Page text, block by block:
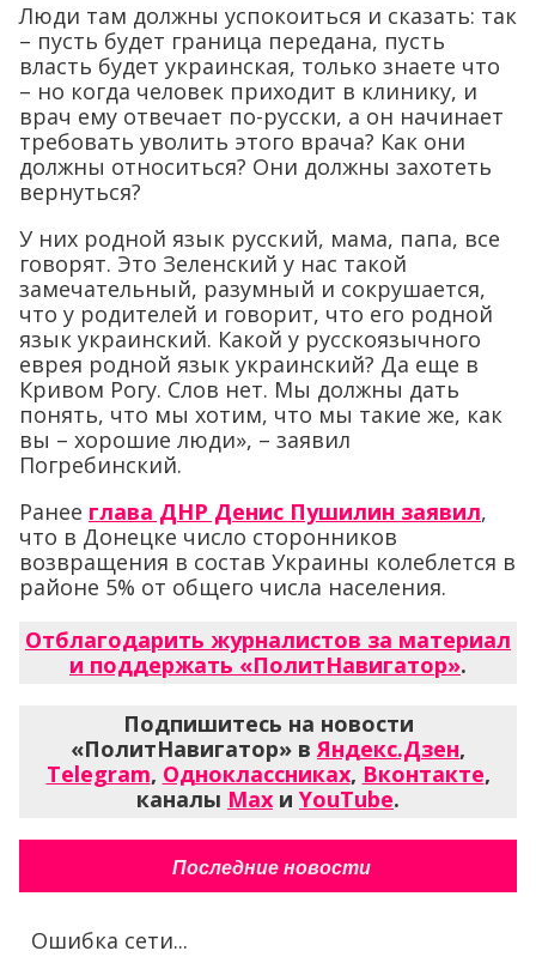
Люди там должны успокоиться и сказать: так
– пусть будет граница передана, пусть
власть будет украинская, только знаете что
– но когда человек приходит в клинику, и
врач ему отвечает по-русски, а он начинает
требовать уволить этого врача? Как они
должны относиться? Они должны захотеть
вернуться?
У них родной язык русский, мама, папа, все
говорят. Это Зеленский у нас такой
замечательный, разумный и сокрушается,
что у родителей и говорит, что его родной
язык украинский. Какой у русскоязычного
еврея родной язык украинский? Да еще в
Кривом Рогу. Слов нет. Мы должны дать
понять, что мы хотим, что мы такие же, как
вы – хорошие люди», – заявил
Погребинский.
Ранее глава ДНР Денис Пушилин заявил,
что в Донецке число сторонников
возвращения в состав Украины колеблется в
районе 5% от общего числа населения.
Отблагодарить журналистов за материал
и поддержать «ПолитНавигатор».
Подпишитесь на новости
«ПолитНавигатор» вЯндекс.Дзен,
Telegram, Одноклассниках, Вконтакте,
каналы Max и YouTube.
Последние новости
Ошибка сети...